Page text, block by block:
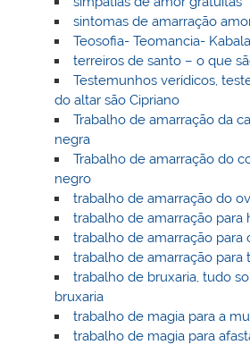
sintomas de amarração
Teosofia- Teomancia-
terreiros de santo – o que
Testemunhos verídicos,
do altar são Cipriano
Trabalho de amarração da
negra
Trabalho de amarração do
negro
trabalho de amarração do
trabalho de amarração para
trabalho de amarração para
trabalho de amarração para
trabalho de bruxaria, tudo
bruxaria
trabalho de magia para a
trabalho de magia para